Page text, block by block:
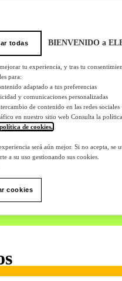
todas BIENVENIDO a
tu experiencia, y tras tu
para:
adaptado a tus preferencias
y comunicaciones personalizadas
de contenido en las redes sociales
en nuestro sitio web Consulta la
de cookies.
será aún mejor. Si no acepta, se
a su uso gestionando sus cookies.
cookies